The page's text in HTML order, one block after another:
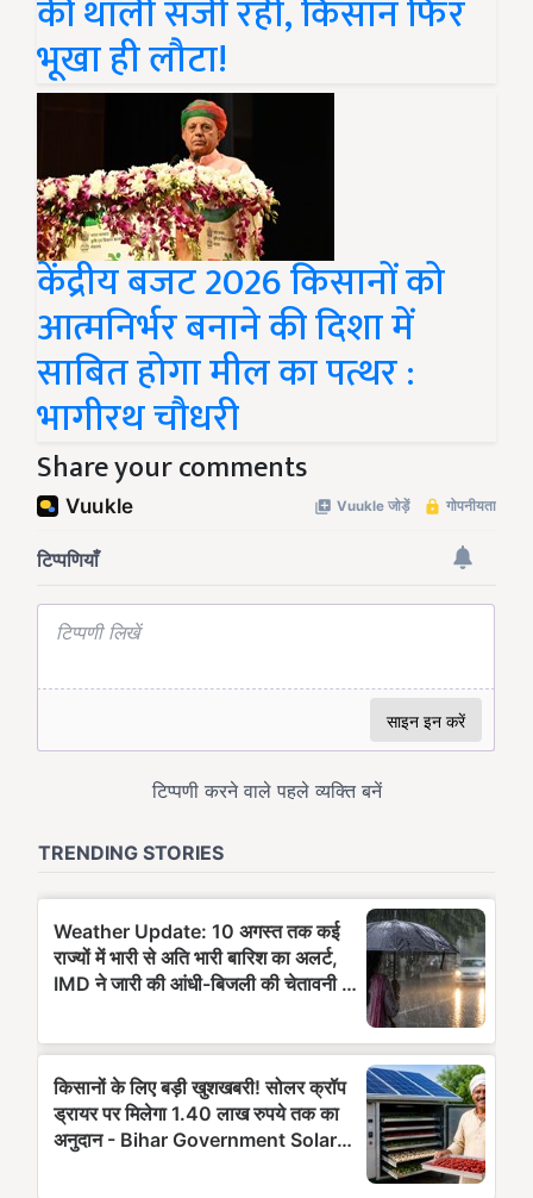
की थाली सजी रही, किसान फिर
भूखा ही लौटा!
केंद्रीय बजट 2026 किसानों को
आत्मनिर्भर बनाने की दिशा में
साबित होगा मील का पत्थर :
भागीरथ चौधरी
Share your comments